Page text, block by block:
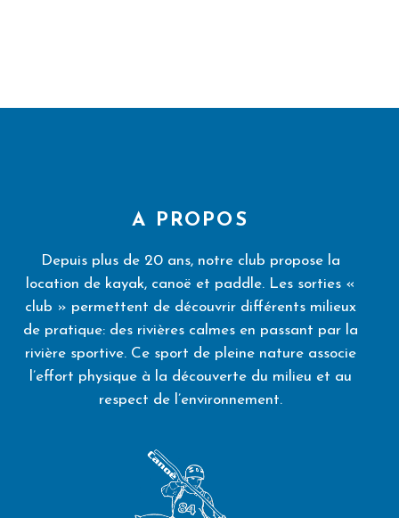
A PROPOS
Depuis plus de 20 ans, notre club propose la
location de kayak, canoë et paddle. Les sorties «
club » permettent de découvrir différents milieux
de pratique: des rivières calmes en passant par la
rivière sportive. Ce sport de pleine nature associe
l’effort physique à la découverte du milieu et au
respect de l’environnement.